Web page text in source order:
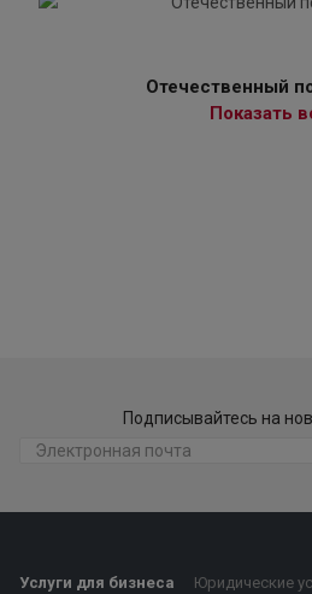
Отечественный
Показать
Подписывайтесь на
Услуги для бизнеса
Юридические